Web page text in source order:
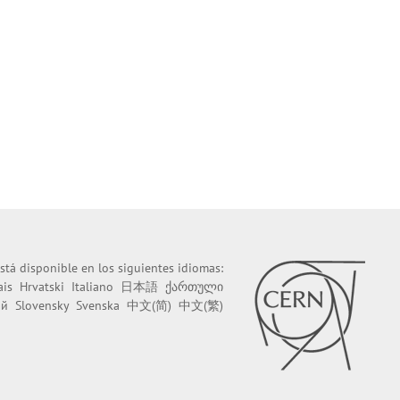
disponible en los siguientes idiomas:
Hrvatski Italiano 日本語 ქართული
Slovensky Svenska 中文(简) 中文(繁)